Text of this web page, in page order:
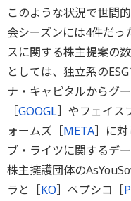
このような状況で世間
会シーズンには4件だっ
スに関する株主提案の
としては、独立系の
ナ・キャピタルからグ
［GOOGL］やフェイス
ォームズ［META］に
ブ・ライツに関するデ
株主擁護団体の
ラと［KO］ペプシコ［